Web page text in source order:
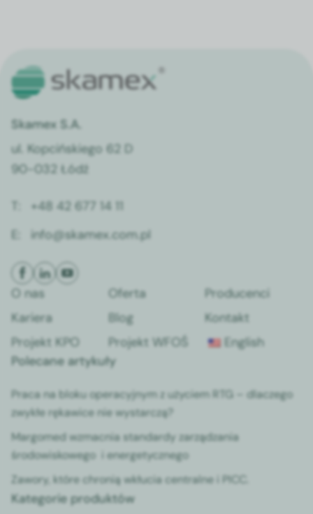
Skamex S.A.
ul. Kopcińskiego 62 D
90-032 Łódź
T:
+48 42 677 14 11
E:
info@skamex.com.pl
O nas Oferta
Producenci
Kariera
Blog
Kontakt
Projekt KPO
Projekt WFOŚ
English
Polecane artykuły
Praca na bloku operacyjnym z użyciem RTG – dlaczego
zwykłe rękawice nie wystarczą?
Margomed wzmacnia standardy zarządzania
środowiskowego i energetycznego
Zawory, które chronią wkłucia centralne i PICC.
Kategorie produktów